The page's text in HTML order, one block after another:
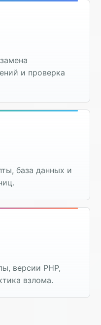
и проверка
база данных и
версии PHP,
взлома.